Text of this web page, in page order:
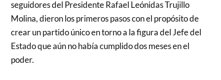
seguidores del Presidente Rafael Leónidas Trujillo
Molina, dieron los primeros pasos con el propósito de
crear un partido único en torno a la figura del Jefe del
Estado que aún no había cumplido dos meses en el
poder.